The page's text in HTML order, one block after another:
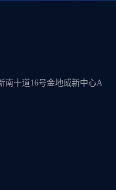
南十道16号金地威新中心A